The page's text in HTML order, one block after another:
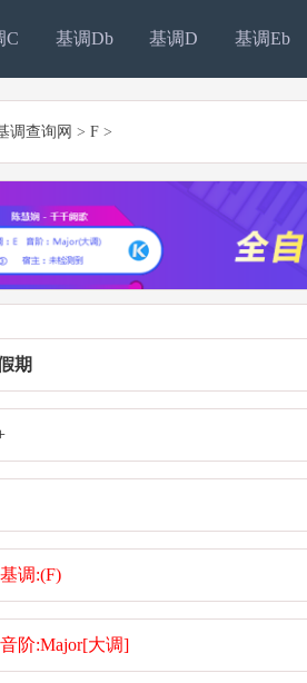
C 基调Db 基调D 基调Eb
调查询网 > F >
期
基调:(F)
音阶:Major[大调]